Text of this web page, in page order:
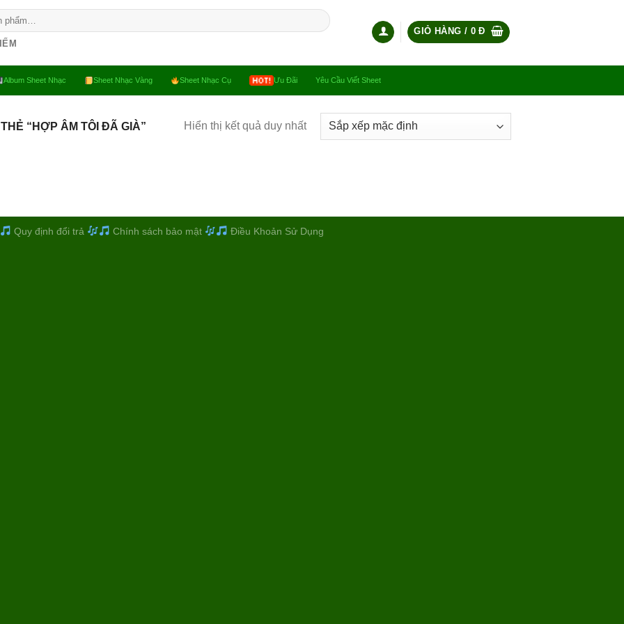
GIỎ HÀNG / 0Đ
Album Sheet Nhạc Sheet Nhạc Vàng Sheet Nhạc Cụ Ưu Đãi Yêu Cầu Viết Sheet
“HỢP ÂM TÔI ĐÃ GIÀ” Hiển thị kết quả duy nhất
Quy định đổi trả Chính sách bảo mật Điều Khoản Sử Dụng